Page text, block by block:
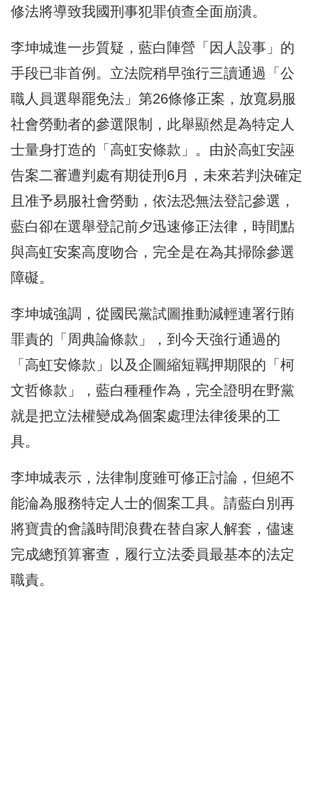
修法將導致我國刑事犯罪偵查全面崩潰。
李坤城進一步質疑，藍白陣營「因人設事」的
手段已非首例。立法院稍早強行三讀通過「公
職人員選舉罷免法」第26條修正案，放寬易服
社會勞動者的參選限制，此舉顯然是為特定人
士量身打造的「高虹安條款」。由於高虹安誣
告案二審遭判處有期徒刑6月，未來若判決確定
且准予易服社會勞動，依法恐無法登記參選，
藍白卻在選舉登記前夕迅速修正法律，時間點
與高虹安案高度吻合，完全是在為其掃除參選
障礙。
李坤城強調，從國民黨試圖推動減輕連署行賄
罪責的「周典論條款」，到今天強行通過的
「高虹安條款」以及企圖縮短羈押期限的「柯
文哲條款」，藍白種種作為，完全證明在野黨
就是把立法權變成為個案處理法律後果的工
具。
李坤城表示，法律制度雖可修正討論，但絕不
能淪為服務特定人士的個案工具。請藍白別再
將寶貴的會議時間浪費在替自家人解套，儘速
完成總預算審查，履行立法委員最基本的法定
職責。